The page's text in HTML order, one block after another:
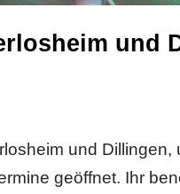
und
und Dillingen,
geöffnet. Ihr